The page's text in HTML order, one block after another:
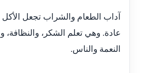
آداب الطعام والشراب تجعل الأكل
عادة. وهي تعلم الشكر، والنظافة،
النعمة والناس.